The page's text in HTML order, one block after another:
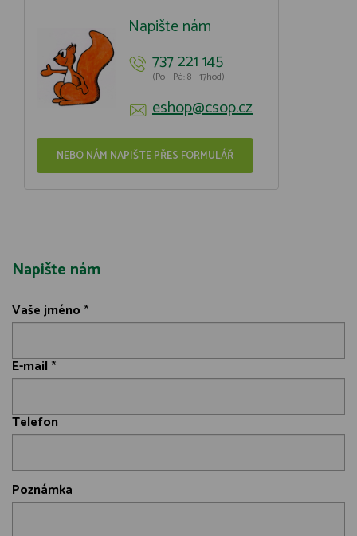
Napište nám
737 221 145
(Po - Pá: 8 - 17hod)
eshop@csop.cz
NEBO NÁM NAPIŠTE PŘES FORMULÁŘ
Napište nám
Vaše jméno *
E-mail *
Telefon
Poznámka